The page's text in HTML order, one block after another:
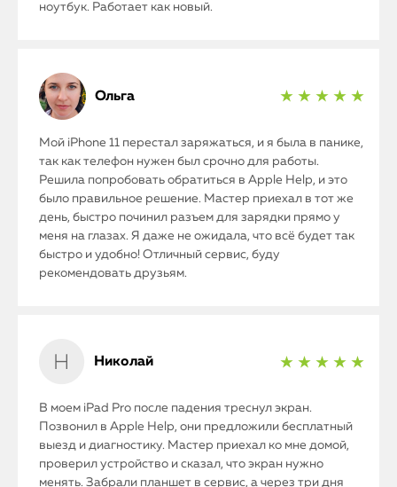
ноутбук. Работает как новый.
Ольга ★ ★ ★ ★ ★
Мой iPhone 11 перестал заряжаться, и я была в панике,
так как телефон нужен был срочно для работы.
Решила попробовать обратиться в Apple Help, и это
было правильное решение. Мастер приехал в тот же
день, быстро починил разъем для зарядки прямо у
меня на глазах. Я даже не ожидала, что всё будет так
быстро и удобно! Отличный сервис, буду
рекомендовать друзьям.
Николай ★ ★ ★ ★ ★
В моем iPad Pro после падения треснул экран.
Позвонил в Apple Help, они предложили бесплатный
выезд и диагностику. Мастер приехал ко мне домой,
проверил устройство и сказал, что экран нужно
менять. Забрали планшет в сервис, а через три дня